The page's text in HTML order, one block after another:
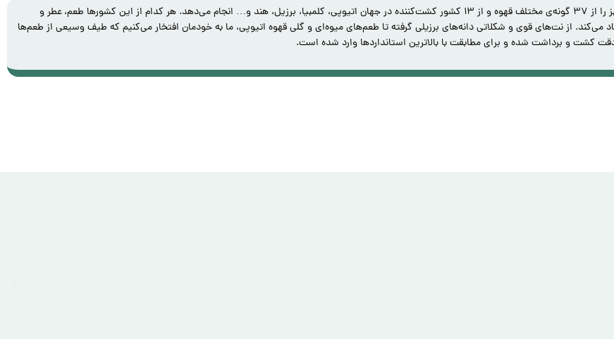
اصلی‌ترین محصول توبک طلایی و توبک دانه سبز قهوه است. توبک واردات دانه سبز را از ۳۷ گونه‌ی مختلف قهوه و از ۱۳ کشور کشت‌کننده در جهان اتیوپی، کلمبیا، برزیل، هند و… انجام می‌‌دهد. هر کدام از این کشورها طعم، عطر و
می‌کند. از نت‌های قوی و شکلاتی دانه‌های برزیلی گرفته تا طعم‌های میوه‌ای و گلی قهوه اتیوپی، ما به خودمان افتخار می‌کنیم که طیف وسیعی از طعم‌ها
کشت و برداشت شده و برای مطابقت با بالاترین استانداردها وارد شده است.